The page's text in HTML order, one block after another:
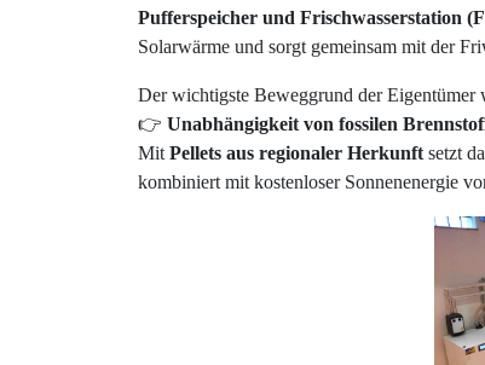
Pufferspeicher und Frischwasserstation
Solarwärme und sorgt gemeinsam mit der
Der wichtigste Beweggrund der Eigentümer
👉 Unabhängigkeit von fossilen
Mit Pellets aus regionaler Herkunft setzt
kombiniert mit kostenloser Sonnenenergie